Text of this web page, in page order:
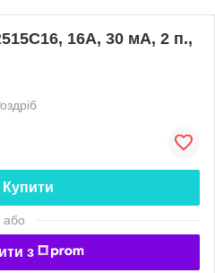
16А, 30 мА, 2 п.,
Купити
або
з